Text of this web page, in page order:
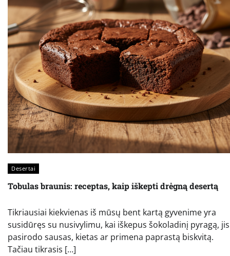
Desertai
Tobulas braunis: receptas, kaip iškepti drėgną desertą
Tikriausiai kiekvienas iš mūsų bent kartą gyvenime yra
susidūręs su nusivylimu, kai iškepus šokoladinį pyragą, jis
pasirodo sausas, kietas ar primena paprastą biskvitą.
Tačiau tikrasis […]